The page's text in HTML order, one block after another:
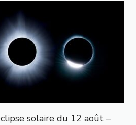
solaire du 12 août –